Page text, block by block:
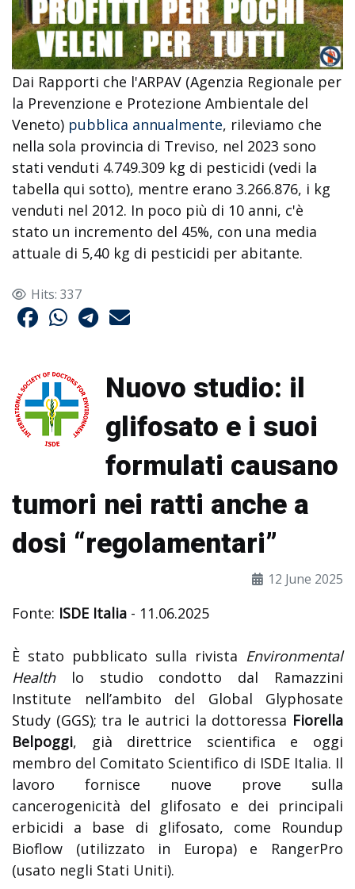
Dai Rapporti che l'ARPAV (Agenzia Regionale per
la Prevenzione e Protezione Ambientale del
Veneto) pubblica annualmente, rileviamo che
nella sola provincia di Treviso, nel 2023 sono
stati venduti 4.749.309 kg di pesticidi (vedi la
tabella qui sotto), mentre erano 3.266.876, i kg
venduti nel 2012. In poco più di 10 anni, c'è
stato un incremento del 45%, con una media
attuale di 5,40 kg di pesticidi per abitante.
Hits: 337
Nuovo studio: il
glifosato e i suoi
formulati causano
tumori nei ratti anche a
dosi “regolamentari”
12 June 2025
Fonte: ISDE Italia - 11.06.2025
È stato pubblicato sulla rivista Environmental
Healthlo studio condotto dal Ramazzini
Institute nell’ambito del Global Glyphosate
Study (GGS); tra le autrici la dottoressa Fiorella
Belpoggi, già direttrice scientifica e oggi
membro del Comitato Scientifico di ISDE Italia. Il
lavoro fornisce nuove prove sulla
cancerogenicità del glifosato e dei principali
erbicidi a base di glifosato, come Roundup
Bioflow (utilizzato in Europa) e RangerPro
(usato negli Stati Uniti).